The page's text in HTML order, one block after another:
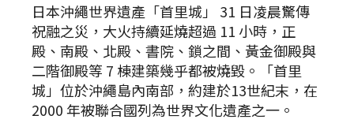
日本沖繩世界遺產「首里城」 31 日凌晨驚傳
祝融之災，大火持續延燒超過 11 小時，正
殿、南殿、北殿、書院、鎖之間、黃金御殿與
二階御殿等 7 棟建築幾乎都被燒毀。「首里
城」位於沖繩島內南部，約建於13世紀末，在
2000 年被聯合國列為世界文化遺產之一。